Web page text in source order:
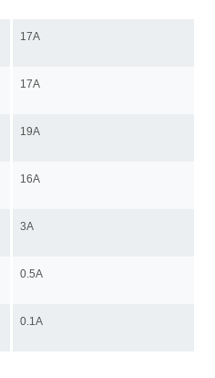
17A
17A
19A
16A
3A
0.5A
0.1A